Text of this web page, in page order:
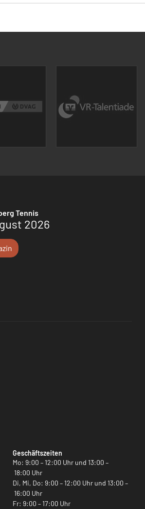
Tennis
2026
Geschäftszeiten
Mo: 9:00 – 12:00 Uhr und 13:00 –
18:00 Uhr
Di, Mi, Do: 9:00 – 12:00 Uhr und 13:00 –
16:00 Uhr
Fr: 9:00 – 17:00 Uhr